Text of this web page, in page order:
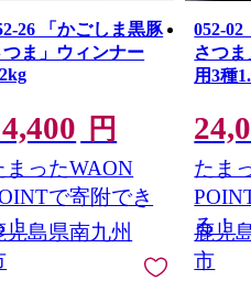
送の当該事業者の返礼品
ますので、今後、個別に
。
真摯に対応させていただ
申し上げます。
26 「かごしま黒豚
つま」ウィンナー
円
まったWAON
で寄附でき
！
児島県南九州
052-
さつ
用3種
たま
る！
鹿児
市